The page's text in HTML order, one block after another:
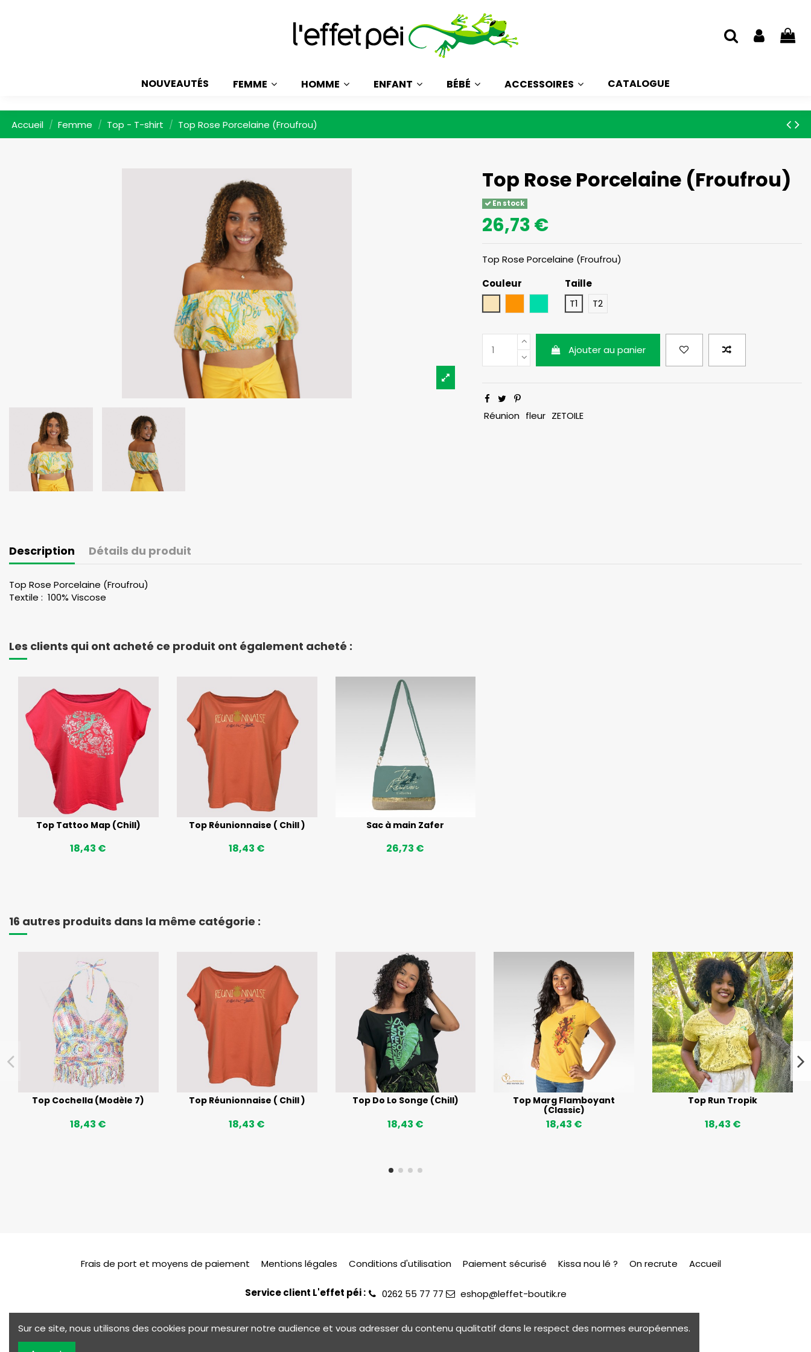
NOUVEAUTÉS FEMME HOMME ENFANT BÉBÉ ACCESSOIRES CATALOGUE
Accueil Femme Top - T-shirt Top Rose Porcelaine (Froufrou)
Top Rose Porcelaine (Froufrou)
En stock
26,73 €
Top Rose Porcelaine (Froufrou)
Couleur
Vert Menthe
Taille
T1
T2
Ajouter au panier
Réunion fleur ZETOILE
Description Détails du produit
Top Rose Porcelaine (Froufrou)
Textile : 100% Viscose
Les clients qui ont acheté ce produit ont également acheté :
Top Tattoo Map (Chill)
18,43 €
Top Réunionnaise ( Chill )
18,43 €
Sac à main Zafer
26,73 €
16 autres produits dans la même catégorie :
Top Cochella (Modèle 7)
18,43 €
Top Réunionnaise ( Chill )
18,43 €
Top Do Lo Songe (Chill)
18,43 €
Top Marg Flamboyant
(Classic)
18,43 €
Top Run Tropik
18,43 €
Frais de port et moyens de paiement Mentions légales Conditions d'utilisation Paiement sécurisé Kissa nou lé ? On recrute Accueil
Service client L'effet péi : 0262 55 77 77 eshop@leffet-boutik.re
Sur ce site, nous utilisons des cookies pour mesurer notre audience et vous adresser du contenu qualitatif dans le respect des normes européennes.